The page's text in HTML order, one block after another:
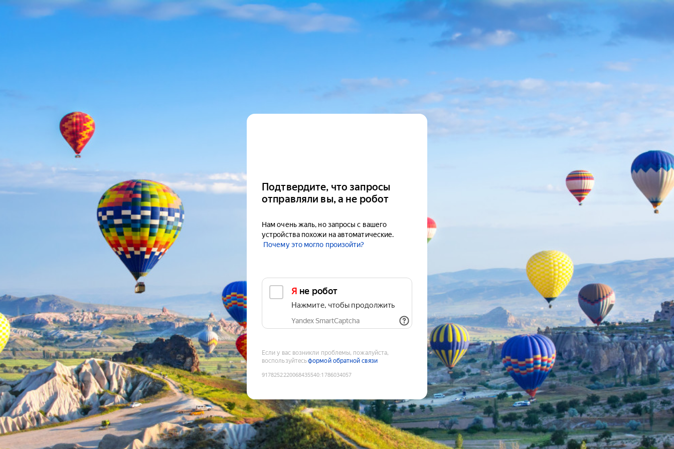
Подтвердите, что запросы
отправляли вы, а не робот
Нам очень жаль, но запросы с вашего
устройства похожи на автоматические.
Почему это могло произойти?
Я не робот
Нажмите, чтобы продолжить
Yandex SmartCaptcha
Если у вас возникли проблемы, пожалуйста,
воспользуйтесьформой обратной связи
9178252220068435540:1786034057